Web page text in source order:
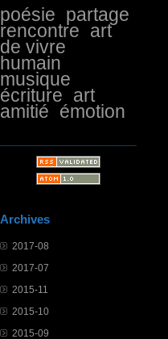
poésie partage
rencontre art
de vivre
humain
musique
écriture art
amitié émotion
Archives
2017-08
2017-07
2015-11
2015-10
2015-09